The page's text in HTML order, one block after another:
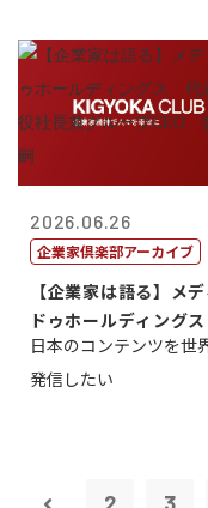
2026.06.26
企業家倶楽部アーカイブ
【企業家は語る】メ
ドゥホールディング
表取締役社長...
日本のコンテンツを世
発信したい